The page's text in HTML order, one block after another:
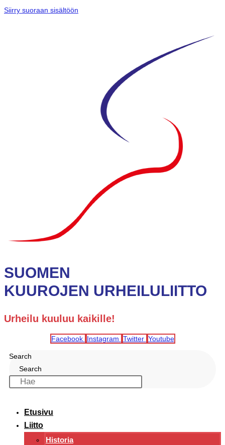
Siirry suoraan sisältöön
SUOMEN
KUUROJEN URHEILULIITTO
Urheilu kuuluu kaikille!
Facebook Instagram Twitter Youtube
Search
Search
Etusivu
Liitto
Historia